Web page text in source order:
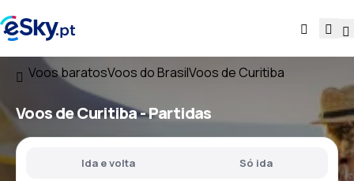
Voos baratosVoos do BrasilVoos de Curitiba
Voosde Curitiba- Partidas
Ida e volta Só ida